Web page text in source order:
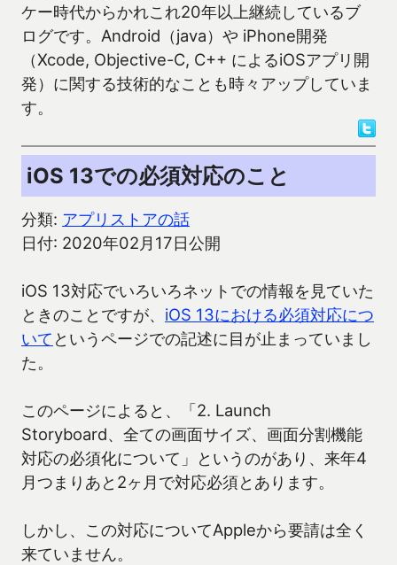
ケー時代からかれこれ20年以上継続しているブ
ログです。Android（java）や iPhone開発
（Xcode, Objective-C, C++ によるiOSアプリ開
発）に関する技術的なことも時々アップしていま
す。
iOS 13での必須対応のこと
分類: アプリストアの話
日付: 2020年02月17日公開
iOS 13対応でいろいろネットでの情報を見ていた
ときのことですが、 iOS 13における必須対応につ
いて というページでの記述に目が止まっていまし
た。
このページによると、「2. Launch
Storyboard、全ての画面サイズ、画面分割機能
対応の必須化について」というのがあり、来年4
月つまりあと2ヶ月で対応必須とあります。
しかし、この対応についてAppleから要請は全く
来ていません。